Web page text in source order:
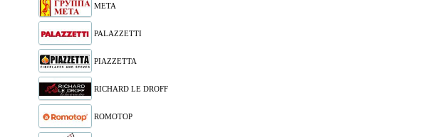
META
PALAZZETTI
PIAZZETTA
RICHARD LE DROFF
ROMOTOP